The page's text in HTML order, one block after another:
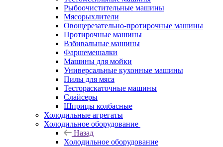
Рыбоочистительные машины
Мясорыхлители
Овощерезательно-протирочные машины
Протирочные машины
Взбивальные машины
Фаршемешалки
Машины для мойки
Универсальные кухонные машины
Пилы для мяса
Тестораскаточные машины
Слайсеры
Шприцы колбасные
Холодильные агрегаты
Холодильное оборудование
Назад
Холодильное оборудование